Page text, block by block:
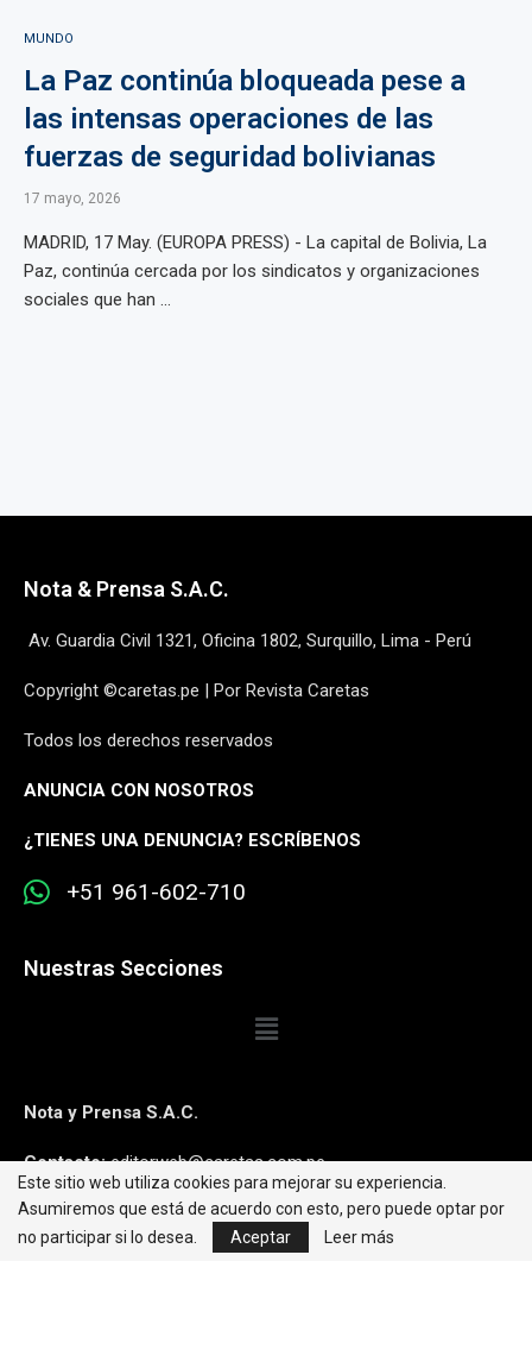
MUNDO
La Paz continúa bloqueada pese a
las intensas operaciones de las
fuerzas de seguridad bolivianas
17 mayo, 2026
MADRID, 17 May. (EUROPA PRESS) - La capital de Bolivia, La
Paz, continúa cercada por los sindicatos y organizaciones
sociales que han ...
Nota & Prensa S.A.C.
Av. Guardia Civil 1321, Oficina 1802, Surquillo, Lima - Perú
Copyright ©caretas.pe | Por Revista Caretas
Todos los derechos reservados
ANUNCIA CON NOSOTROS
¿TIENES UNA DENUNCIA? ESCRÍBENOS
+51 961-602-710
Nuestras Secciones
Nota y Prensa S.A.C.
Contacto:editorweb@caretas.com.pe
Síguenos:
Este sitio web utiliza cookies para mejorar su experiencia.
Asumiremos que está de acuerdo con esto, pero puede optar por
no participar si lo desea.
Aceptar Leer más